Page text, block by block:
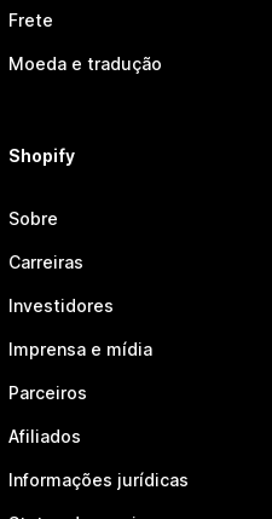
Frete
Moeda e tradução
Shopify
Sobre
Carreiras
Investidores
Imprensa e mídia
Parceiros
Afiliados
Informações jurídicas